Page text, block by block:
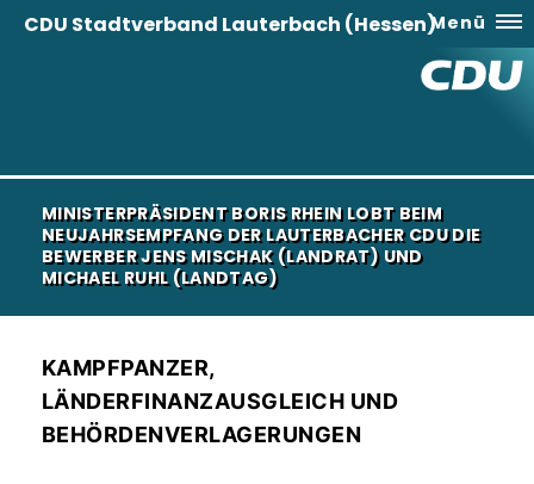
CDU Stadtverband Lauterbach (Hessen)Menü
MINISTERPRÄSIDENT BORIS RHEIN LOBT BEIM
NEUJAHRSEMPFANG DER LAUTERBACHER CDU DIE
BEWERBER JENS MISCHAK (LANDRAT) UND
MICHAEL RUHL (LANDTAG)
KAMPFPANZER,
LÄNDERFINANZAUSGLEICH UND
BEHÖRDENVERLAGERUNGEN